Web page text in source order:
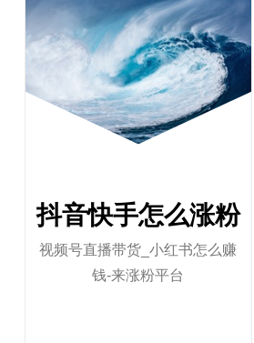
抖音快手怎么涨粉
视频号直播带货_小红书怎么赚
钱-来涨粉平台